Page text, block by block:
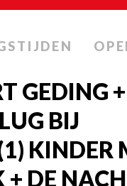
GEDING +
BIJ
KINDER
+ DE